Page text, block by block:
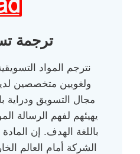
ترجمة
نترجم المواد
ولغويين متخصصين
مجال التسويق ودراية
يهيئهم لفهم الرسالة
باللغة الهدف. إن
الشركة أمام العالم